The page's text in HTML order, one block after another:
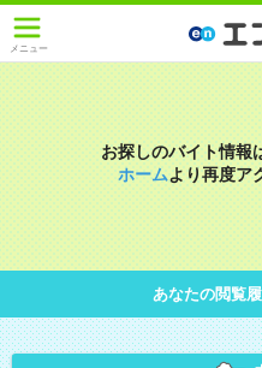
メニュー
お探しのバイト情報
ホームより再度ア
あなたの閲覧